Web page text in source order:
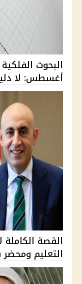
أغسطس: لا
التعليم ومحضر